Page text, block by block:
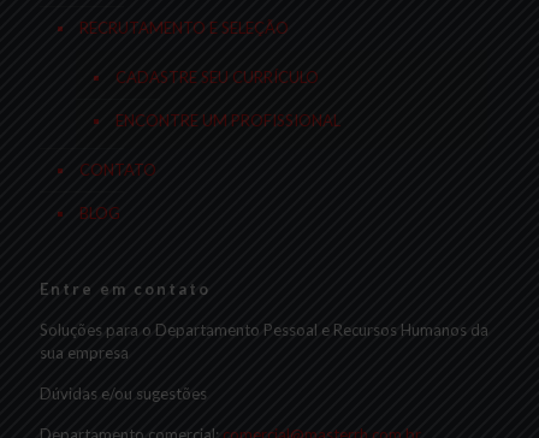
RECRUTAMENTO E SELEÇÃO
CADASTRE SEU CURRÍCULO
ENCONTRE UM PROFISSIONAL
CONTATO
BLOG
Entre em contato
Soluções para o Departamento Pessoal e Recursos Humanos da
sua empresa
Dúvidas e/ou sugestões
Departamento comercial: comercial@masterrh.com.br